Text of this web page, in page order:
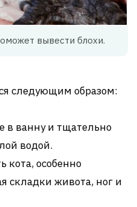
вывести блохи.
следующим образом:
в ванну и тщательно
водой.
кота, особенно
складки живота, ног и